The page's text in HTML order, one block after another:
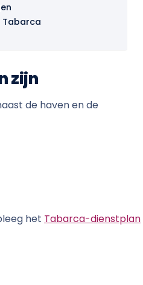
Tabarca
zijn
de haven en de
het Tabarca-dienstplan